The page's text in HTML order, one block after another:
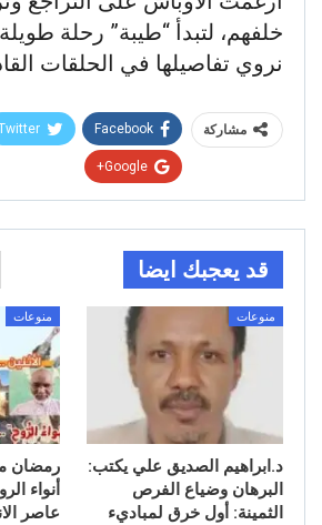
خلفهم، لتبدأ “طيبة” رحلة
نروي تفاصيلها في الحلقات
مشاركة Facebook
Google+
قد يعجبك ايضا
منوعات
د.ابراهيم الصديق علي يكتب:
البرهان وضياع الفرص
الثمينة: أول خرق لمباديء
منوعات
رمضان
أنواء
عاصر